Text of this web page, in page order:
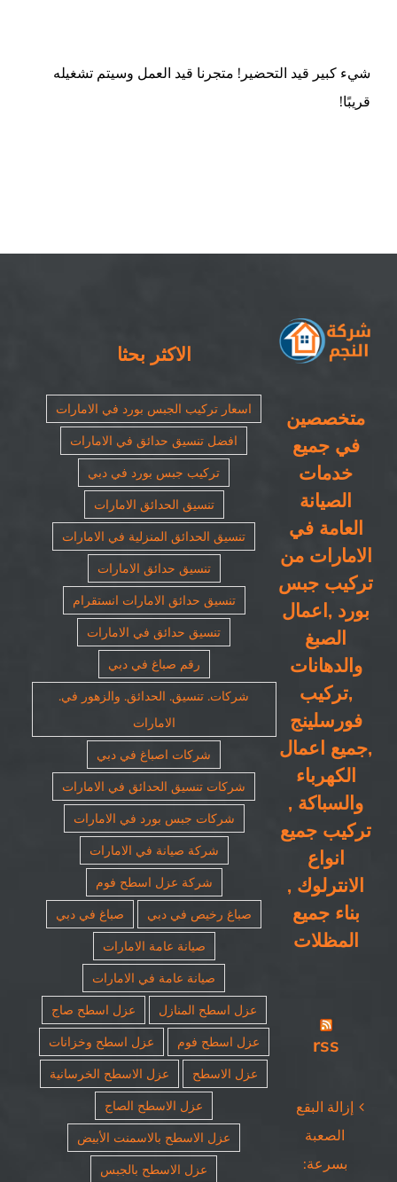
شيء كبير قيد التحضير! متجرنا قيد العمل وسيتم تشغيله
قريبًا!
متخصصين
في جميع
خدمات
الصيانة
العامة في
الامارات من
تركيب جبس
بورد ,اعمال
الصبغ
والدهانات
,تركيب
فورسلينج
,جميع اعمال
الكهرباء
والسباكة ,
تركيب جميع
انواع
الانترلوك ,
بناء جميع
المظلات
rss
إزالة البقع
الصعبة
بسرعة:
الاكثر بحثا
اسعار تركيب الجبس بورد في الامارات
افضل تنسيق حدائق في الامارات
تركيب جبس بورد في دبي
تنسيق الحدائق الامارات
تنسيق الحدائق المنزلية في الامارات
تنسيق حدائق الامارات
تنسيق حدائق الامارات انستقرام
تنسيق حدائق في الامارات
رقم صباغ في دبي
شركات. تنسيق. الحدائق. والزهور في.
الامارات
شركات اصباغ في دبي
شركات تنسيق الحدائق في الامارات
شركات جبس بورد في الامارات
شركة صيانة في الامارات
شركة عزل اسطح فوم
صباغ رخيص في دبي
صباغ في دبي
صيانة عامة الامارات
صيانة عامة في الامارات
عزل اسطح المنازل
عزل اسطح صاج
عزل اسطح فوم
عزل اسطح وخزانات
عزل الاسطح
عزل الاسطح الخرسانية
عزل الاسطح الصاج
عزل الاسطح بالاسمنت الأبيض
عزل الاسطح بالجبس